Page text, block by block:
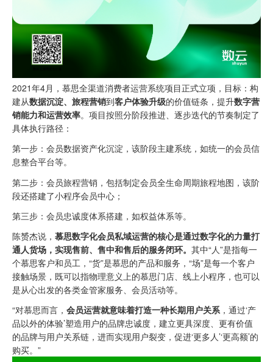
2021年4月，慕思全渠道消费者运营系统项目正式立项，目标：构
建从数据沉淀、旅程营销到客户体验升级的价值链条，提升数字营
销能力和运营效率。项目按照分阶段推进、逐步迭代的节奏制定了
具体执行路径：
第一步：会员数据资产化沉淀，该阶段主建系统，如统一的会员信
息整合平台等。
第二步：会员旅程营销，包括制定会员全生命周期旅程地图，该阶
段还搭建了小程序会员中心；
第三步：会员忠诚度体系搭建，如权益体系等。
陈赟杰说， 慕思数字化会员私域运营的核心是通过数字化的力量打
通人货场，实现售前、售中和售后的服务闭环。 其中“人”是指每一
个慕思客户和员工，“货”是慕思的产品和服务，“场”是每一个客户
接触场景，既可以指物理意义上的慕思门店、线上小程序，也可以
是从心出发的各类金管家服务、会员活动等。
“对慕思而言， 会员运营就意味着打造一种长期用户关系，通过‘产
品以外的体验’塑造用户的品牌忠诚度，建立更具深度、更有价值
的品牌与用户关系链，进而实现用户裂变，促进‘更多人’‘更高额’的
购买。”